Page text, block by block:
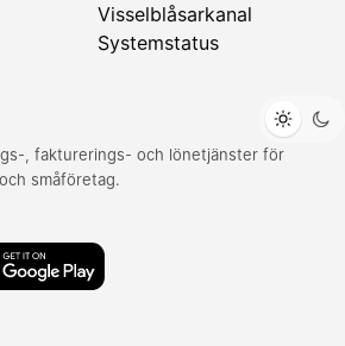
Visselblåsarkanal
Systemstatus
, fakturerings- och lönetjänster för
småföretag.